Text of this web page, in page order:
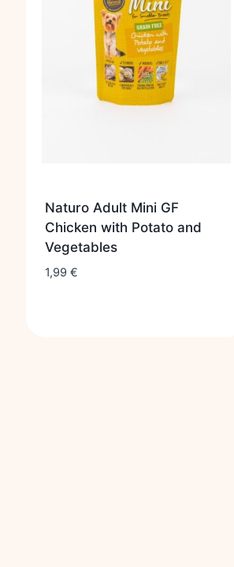
Naturo Adult Mini GF
Chicken with Potato and
Vegetables
1,99 €